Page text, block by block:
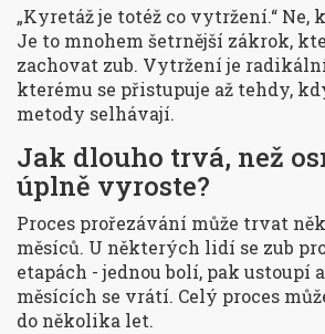
„Kyretáž je totéž co vytržení.“ Ne,
Je to mnohem šetrnější zákrok,
zachovat zub. Vytržení je
kterému se přistupuje až tehdy,
metody selhávají.
Jak dlouho trvá, než
úplně vyroste?
Proces prořezávání může trvat
měsíců. U některých lidí se zub
etapách - jednou bolí, pak ustoupí
měsících se vrátí. Celý proces
do několika let.